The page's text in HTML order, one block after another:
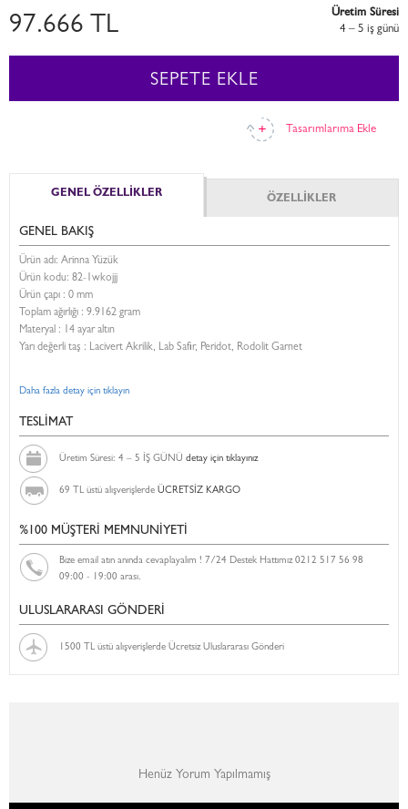
Tasarımlarıma Ekle
97.666 TL
Üretim Süresi
4 – 5 i̇ş günü
SEPETE EKLE
GENEL ÖZELLİKLER ÖZELLİKLER
GENEL BAKIŞ
Ürün adı: Arinna Yüzük
Ürün kodu: 82-1wkojjj
Ürün çapı : 0 mm
Toplam ağırlığı : 9.9162 gram
Materyal : 14 ayar altın
Yarı değerli taş : Lacivert Akrilik, Lab Safir, Peridot, Rodolit Garnet
Daha fazla detay için tıklayın
TESLİMAT
Üretim Süresi: 4 – 5 İŞ GÜNÜ detay için tıklayınız
69 TL üstü alışverişlerde ÜCRETSİZ KARGO
%100 MÜŞTERİ MEMNUNİYETİ
Bize email atın anında cevaplayalım ! 7/24 Destek Hattımız 0212 517 56 98
09:00 - 19:00 arası.
ULUSLARARASI GÖNDERİ
1500 TL üstü alışverişlerde Ücretsiz Uluslararası Gönderi
Henüz Yorum Yapılmamış